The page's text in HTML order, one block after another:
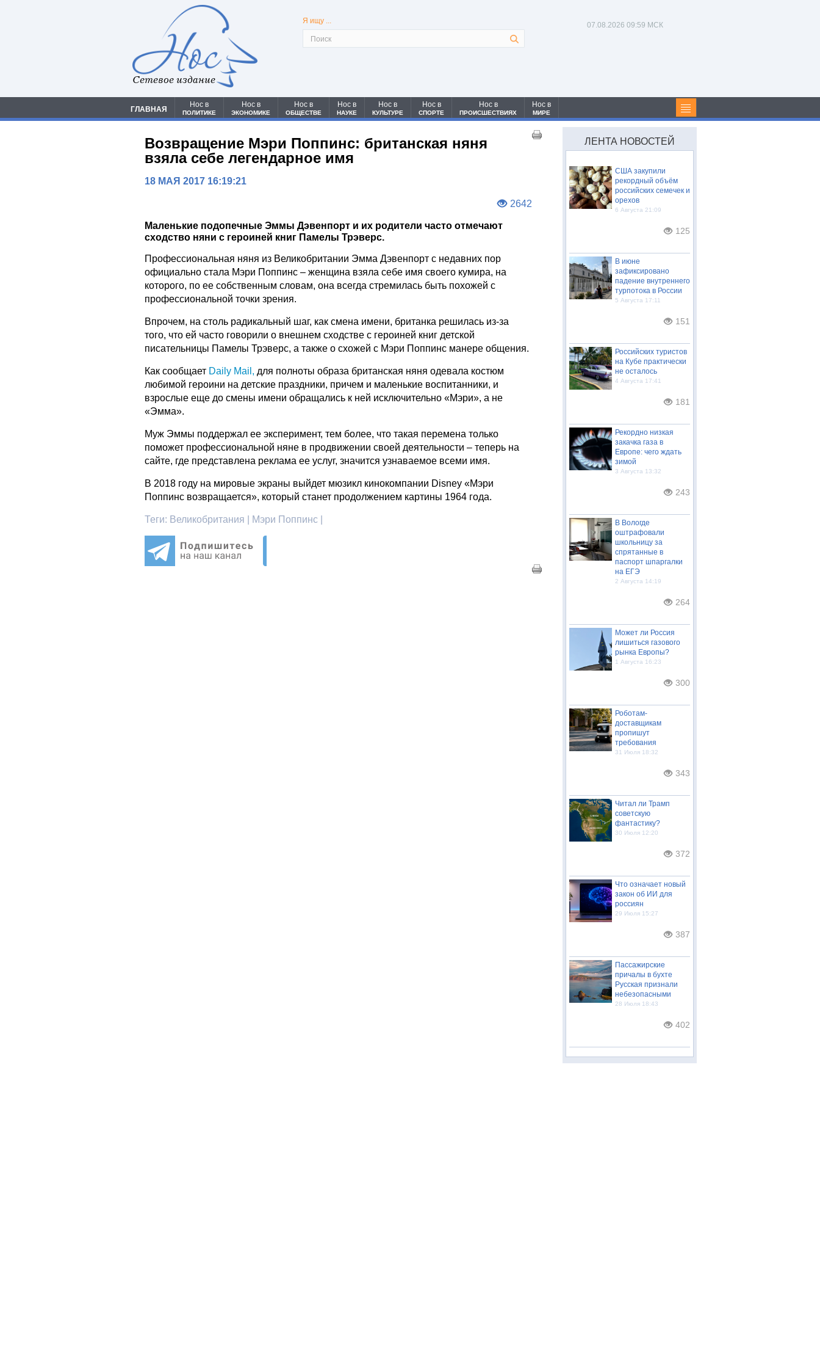
Сетевое издание
Я ищу ... 07.08.2026 09:59 МСК
ГЛАВНАЯ
Нос в
ПОЛИТИКЕ
Нос в
ЭКОНОМИКЕ
Нос в
ОБЩЕСТВЕ
Нос в
НАУКЕ
Нос в
КУЛЬТУРЕ
Нос в
СПОРТЕ
Нос в
ПРОИСШЕСТВИЯХ
Нос в
МИРЕ
Возвращение Мэри Поппинс: британская няня
взяла себе легендарное имя
18 МАЯ 2017 16:19:21
2642
Маленькие подопечные Эммы Дэвенпорт и их родители часто отмечают
сходство няни с героиней книг Памелы Трэверс.
Профессиональная няня из Великобритании Эмма Дэвенпорт с недавних пор
официально стала Мэри Поппинс – женщина взяла себе имя своего кумира, на
которого, по ее собственным словам, она всегда стремилась быть похожей с
профессиональной точки зрения.
Впрочем, на столь радикальный шаг, как смена имени, британка решилась из-за
того, что ей часто говорили о внешнем сходстве с героиней книг детской
писательницы Памелы Трэверс, а также о схожей с Мэри Поппинс манере общения.
Как сообщает Daily Mail, для полноты образа британская няня одевала костюм
любимой героини на детские праздники, причем и маленькие воспитанники, и
взрослые еще до смены имени обращались к ней исключительно «Мэри», а не
«Эмма».
Муж Эммы поддержал ее эксперимент, тем более, что такая перемена только
поможет профессиональной няне в продвижении своей деятельности – теперь на
сайте, где представлена реклама ее услуг, значится узнаваемое всеми имя.
В 2018 году на мировые экраны выйдет мюзикл кинокомпании Disney «Мэри
Поппинс возвращается», который станет продолжением картины 1964 года.
Теги: Великобритания | Мэри Поппинс |
ЛЕНТА НОВОСТЕЙ
США закупили
рекордный объём
российских семечек и
орехов
6 Августа 21:09
125
В июне
зафиксировано
падение внутреннего
турпотока в России
5 Августа 17:11
151
Российских туристов
на Кубе практически
не осталось
4 Августа 17:41
181
Рекордно низкая
закачка газа в
Европе: чего ждать
зимой
3 Августа 13:32
243
В Вологде
оштрафовали
школьницу за
спрятанные в
паспорт шпаргалки
на ЕГЭ
2 Августа 14:19
264
Может ли Россия
лишиться газового
рынка Европы?
1 Августа 16:23
300
Роботам-
доставщикам
пропишут
требования
31 Июля 18:32
343
Читал ли Трамп
советскую
фантастику?
30 Июля 12:20
372
Что означает новый
закон об ИИ для
россиян
29 Июля 15:27
387
Пассажирские
причалы в бухте
Русская признали
небезопасными
28 Июля 18:43
402